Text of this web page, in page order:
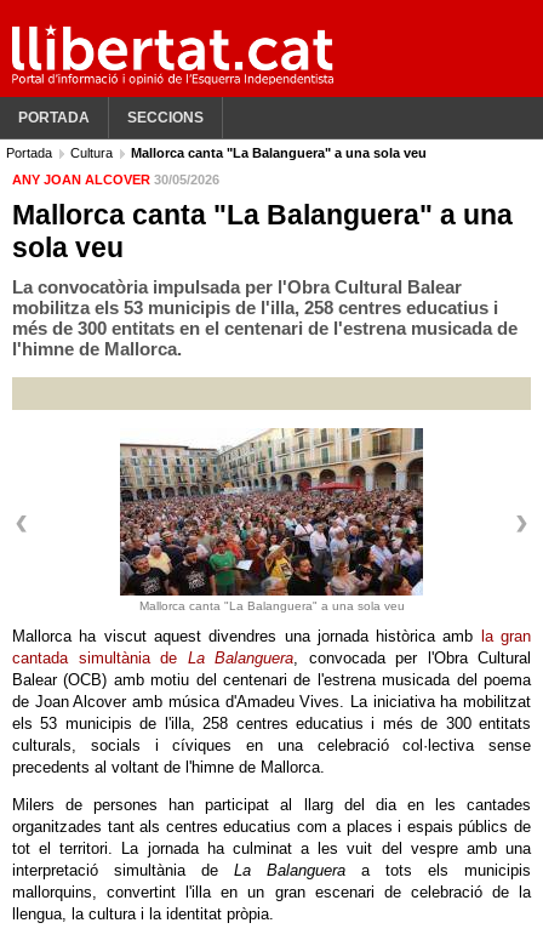
PORTADA SECCIONS
Portada Cultura
Mallorca canta "La Balanguera" a una sola veu
ANY JOAN ALCOVER 30/05/2026
Mallorca canta "La Balanguera" a una
sola veu
La convocatòria impulsada per l'Obra Cultural Balear
mobilitza els 53 municipis de l'illa, 258 centres educatius i
més de 300 entitats en el centenari de l'estrena musicada de
l'himne de Mallorca.
Mallorca canta "La Balanguera" a una sola veu
Mallorca ha viscut aquest divendres una jornada històrica amb
la gran
cantada simultània de La Balanguera, convocada per l'Obra Cultural
Balear (OCB) amb motiu del centenari de l'estrena musicada del poema
de Joan Alcover amb música d'Amadeu Vives. La iniciativa ha mobilitzat
els 53 municipis de l'illa, 258 centres educatius i més de 300 entitats
culturals, socials i cíviques en una celebració col·lectiva sense
precedents al voltant de l'himne de Mallorca.
Milers de persones han participat al llarg del dia en les cantades
organitzades tant als centres educatius com a places i espais públics de
tot el territori. La jornada ha culminat a les vuit del vespre amb una
interpretació simultània de La Balanguera a tots els municipis
mallorquins, convertint l'illa en un gran escenari de celebració de la
llengua, la cultura i la identitat pròpia.